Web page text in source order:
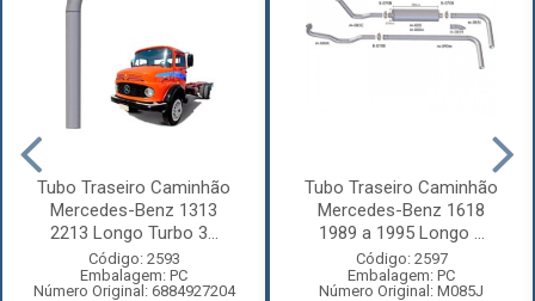
Tubo Traseiro Caminhão
Mercedes-Benz 1313
2213 Longo Turbo 3...
Código: 2593
Embalagem: PC
Número Original: 6884927204
Tubo Traseiro Caminhão
Mercedes-Benz 1618
1989 a 1995 Longo ...
Código: 2597
Embalagem: PC
Número Original: M085J